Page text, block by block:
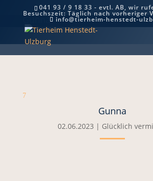
041 93 / 9 18 33 - evtl. AB, wir
Besuchszeit: Täglich nach vorheriger
info@tierheim-henstedt-
Gunna
7
Gunna
02.06.2023 | Glücklich